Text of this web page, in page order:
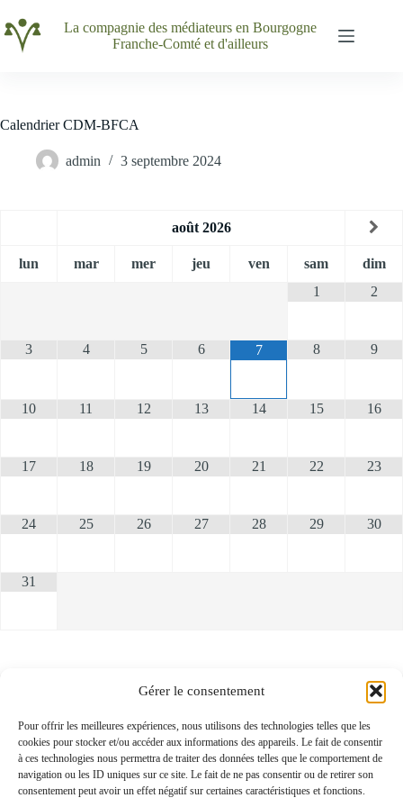
Gérer le consentement
Pour offrir les meilleures expériences, nous utilisons des technologies telles que les
cookies pour stocker et/ou accéder aux informations des appareils. Le fait de consentir
à ces technologies nous permettra de traiter des données telles que le comportement de
navigation ou les ID uniques sur ce site. Le fait de ne pas consentir ou de retirer son
consentement peut avoir un effet négatif sur certaines caractéristiques et fonctions.
au
contenu
La compagnie des médiateurs en Bourgogne
Franche-Comté et d'ailleurs
Calendrier CDM-BFCA
admin 3 septembre 2024
août 2026
lun mar mer jeu ven sam
dim
1
2
3 4 5 6 7 8 9
10 11 12 13 14 15 16
17 18 19 20 21 22 23
24 25 26 27 28 29 30
31